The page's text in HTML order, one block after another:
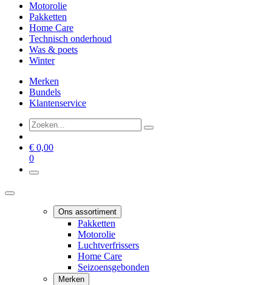
Motorolie
Pakketten
Home Care
Technisch onderhoud
Was & poets
Winter
Merken
Bundels
Klantenservice
€ 0,00
0
Ons assortiment
Pakketten
Motorolie
Luchtverfrissers
Home Care
Seizoensgebonden
Merken